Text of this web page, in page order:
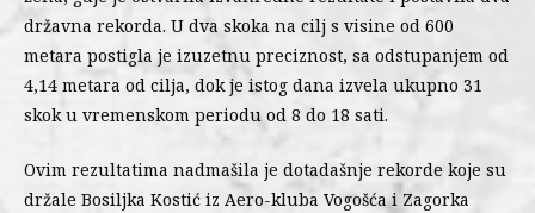
državna rekorda. U dva skoka na cilj s visine od 600
metara postigla je izuzetnu preciznost, sa odstupanjem od
4,14 metara od cilja, dok je istog dana izvela ukupno 31
skok u vremenskom periodu od 8 do 18 sati.
Ovim rezultatima nadmašila je dotadašnje rekorde koje su
držale Bosiljka Kostić iz Aero-kluba Vogošća i Zagorka